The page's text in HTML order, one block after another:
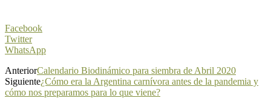
Facebook
Twitter
WhatsApp
AnteriorCalendario Biodinámico para siembra de Abril 2020
Siguiente¿Cómo era la Argentina carnívora antes de la pandemia y
cómo nos preparamos para lo que viene?